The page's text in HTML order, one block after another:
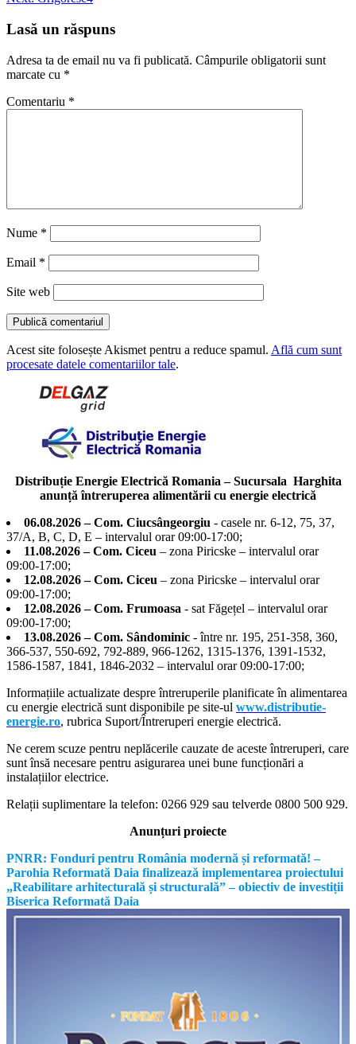
navigation
Lasă un răspuns
Adresa ta de email nu va fi publicată. Câmpurile obligatorii sunt
marcate cu *
Comentariu *
Nume *
Email *
Site web
Acest site folosește Akismet pentru a reduce spamul. Află cum sunt
procesate datele comentariilor tale.
Distribuție Energie Electrică Romania – Sucursala Harghita
anunță întreruperea alimentării cu energie electrică
06.08.2026 – Com. Ciucsângeorgiu - casele nr. 6-12, 75, 37,
37/A, B, C, D, E – intervalul orar 09:00-17:00;
11.08.2026 – Com. Ciceu – zona Piricske – intervalul orar
09:00-17:00;
12.08.2026 – Com. Ciceu – zona Piricske – intervalul orar
09:00-17:00;
12.08.2026 – Com. Frumoasa - sat Făgețel – intervalul orar
09:00-17:00;
13.08.2026 – Com. Sândominic - între nr. 195, 251-358, 360,
366-537, 550-692, 792-889, 966-1262, 1315-1376, 1391-1532,
1586-1587, 1841, 1846-2032 – intervalul orar 09:00-17:00;
Informațiile actualizate despre întreruperile planificate în alimentarea
cu energie electrică sunt disponibile pe site-ul www.distributie-
energie.ro, rubrica Suport/Întreruperi energie electrică.
Ne cerem scuze pentru neplăcerile cauzate de aceste întreruperi, care
sunt însă necesare pentru asigurarea unei bune funcționări a
instalațiilor electrice.
Relații suplimentare la telefon: 0266 929 sau telverde 0800 500 929.
Anunțuri proiecte
PNRR: Fonduri pentru România modernă și reformată! –
Parohia Reformată Daia finalizează implementarea proiectului
„Reabilitare arhitecturală și structurală” – obiectiv de investiții
Biserica Reformată Daia